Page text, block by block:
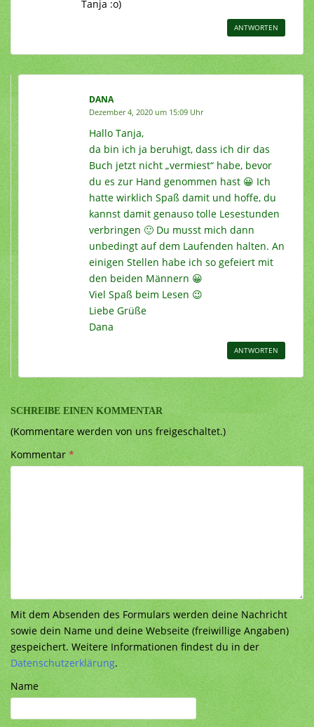
Tanja :o)
ANTWORTEN
DANA
Dezember 4, 2020 um 15:09 Uhr
Hallo Tanja,
da bin ich ja beruhigt, dass ich dir das
Buch jetzt nicht „vermiest“ habe, bevor
du es zur Hand genommen hast 😀 Ich
hatte wirklich Spaß damit und hoffe, du
kannst damit genauso tolle Lesestunden
verbringen 🙂 Du musst mich dann
unbedingt auf dem Laufenden halten. An
einigen Stellen habe ich so gefeiert mit
den beiden Männern 😀
Viel Spaß beim Lesen 😉
Liebe Grüße
Dana
ANTWORTEN
SCHREIBE EINEN KOMMENTAR
(Kommentare werden von uns freigeschaltet.)
Kommentar*
Mit dem Absenden des Formulars werden deine Nachricht
sowie dein Name und deine Webseite (freiwillige Angaben)
gespeichert. Weitere Informationen findest du in der
Datenschutzerklärung.
Name